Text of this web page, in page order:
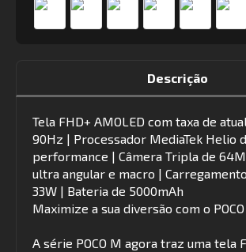
Descrição
Tela FHD+ AMOLED com taxa de
90Hz | Processador MediaTek Helio
performance | Câmera Tripla de
ultra angular e macro |
33W | Bateria de 5000mAh
Maximize a sua diversão com o
A série POCO M agora traz uma tela